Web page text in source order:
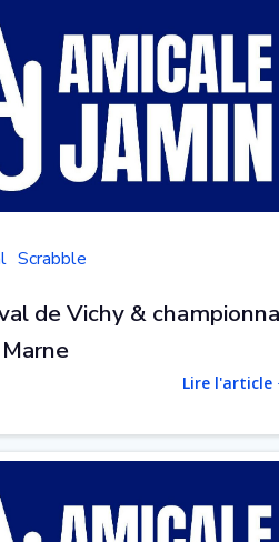
Scrabble
de Vichy &
Lire l'article